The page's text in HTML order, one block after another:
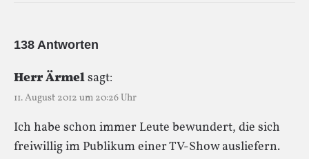
138 Antworten
Herr Ärmelsagt:
11. August 2012 um 20:26 Uhr
Ich habe schon immer Leute bewundert, die sich
freiwillig im Publikum einer TV-Show ausliefern.